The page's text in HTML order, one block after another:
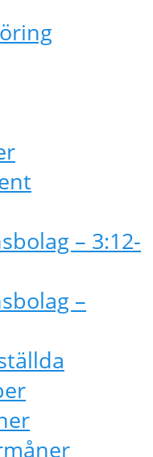
– 3:12-
–